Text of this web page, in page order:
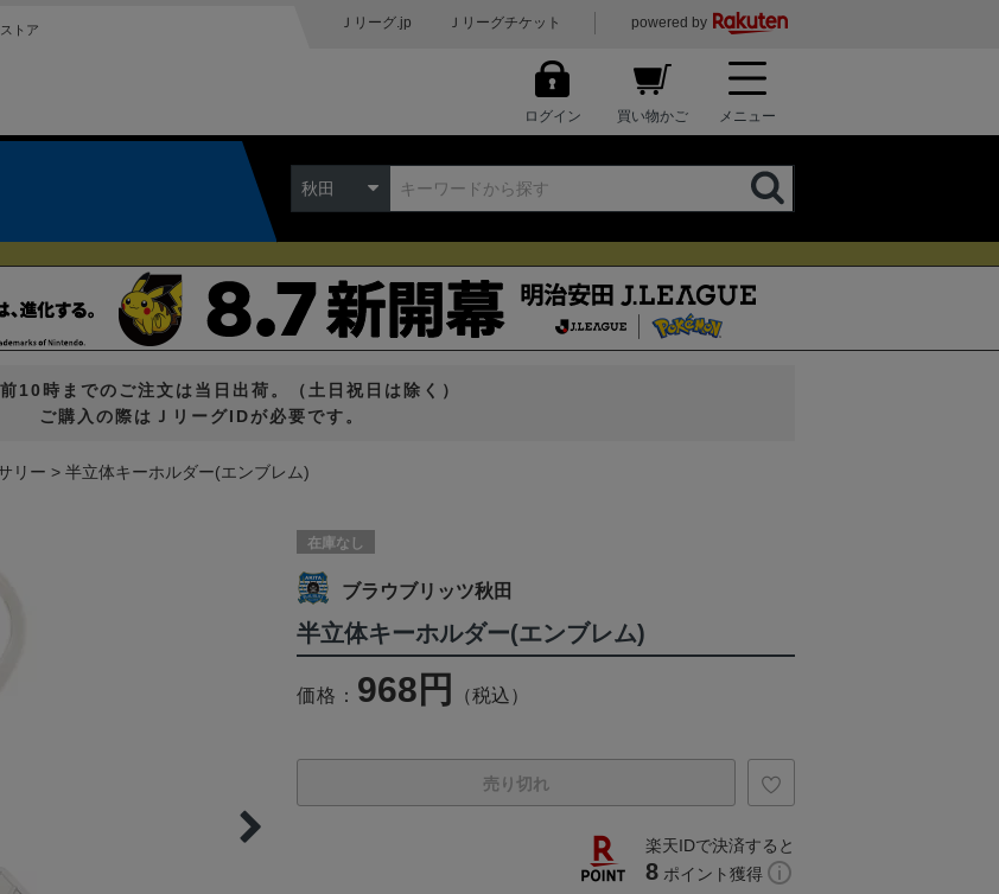
トア Ｊリーグ.jp Ｊリーグチケット powered by
ログイン 買い物かご メニュー
秋田
10時までのご注文は当日出荷。（土日祝日は除く）
ご購入の際はＪリーグIDが必要です。
リー 半立体キーホルダー(エンブレム)
在庫なし
ブラウブリッツ秋田
半立体キーホルダー(エンブレム)
価格： 968円 （税込）
売り切れ
楽天IDで決済すると
8 ポイント獲得